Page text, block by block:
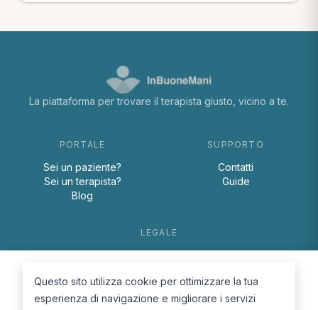
La piattaforma per trovare il terapista giusto, vicino a te.
PORTALE
Sei un paziente?
Sei un terapista?
Blog
SUPPORTO
Contatti
Guide
LEGALE
Cookie Policy
Questo sito utilizza cookie per ottimizzare la tua
esperienza di navigazione e migliorare i servizi